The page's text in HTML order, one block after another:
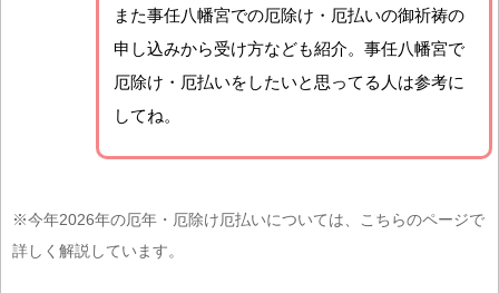
また事任八幡宮での厄除け・厄払いの御祈祷の
申し込みから受け方なども紹介。事任八幡宮で
厄除け・厄払いをしたいと思ってる人は参考に
してね。
※今年2026年の厄年・厄除け厄払いについては、こちらのページで
詳しく解説しています。